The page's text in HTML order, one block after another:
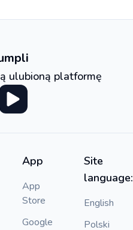
ulubioną platformę
App
App
Store
Google
Site
language:
English
Polski